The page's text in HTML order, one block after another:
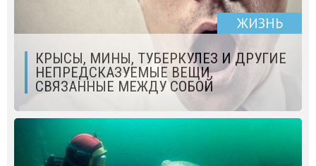
ЖИЗНЬ
КРЫСЫ, МИНЫ, ТУБЕРКУЛЕЗ И ДРУГИЕ
НЕПРЕДСКАЗУЕМЫЕ ВЕЩИ,
СВЯЗАННЫЕ МЕЖДУ СОБОЙ